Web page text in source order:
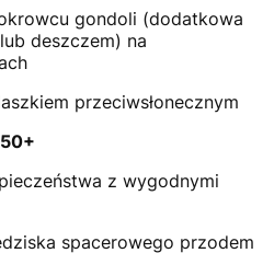
gondoli (dodatkowa
deszczem) na
przeciwsłonecznym
z wygodnymi
spacerowego przodem